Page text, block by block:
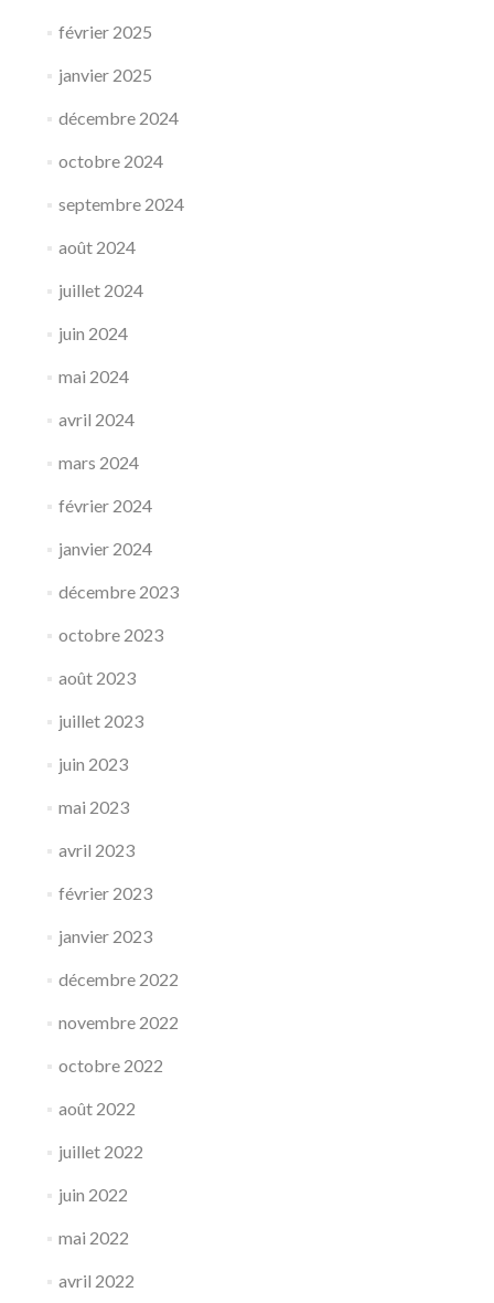
février 2025
janvier 2025
décembre 2024
octobre 2024
septembre 2024
août 2024
juillet 2024
juin 2024
mai 2024
avril 2024
mars 2024
février 2024
janvier 2024
décembre 2023
octobre 2023
août 2023
juillet 2023
juin 2023
mai 2023
avril 2023
février 2023
janvier 2023
décembre 2022
novembre 2022
octobre 2022
août 2022
juillet 2022
juin 2022
mai 2022
avril 2022